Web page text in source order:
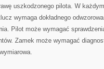
uszkodzonego pilota. W
wymaga dokładnego
Pilot może wymagać
Zamek może wymagać